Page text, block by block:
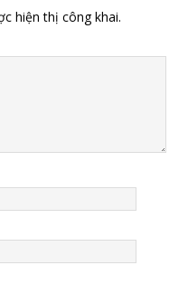
hiện thị công khai.